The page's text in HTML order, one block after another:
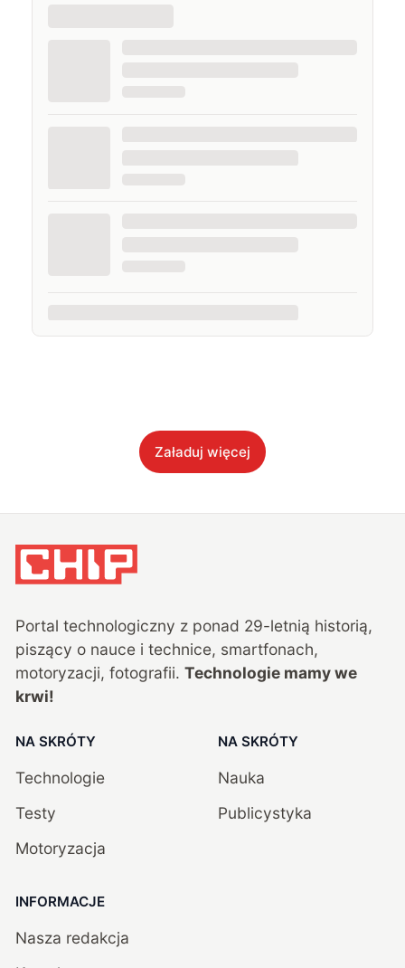
Załaduj więcej
Portal technologiczny z ponad 29-letnią historią,
piszący o nauce i technice, smartfonach,
motoryzacji, fotografii. Technologie mamy we
krwi!
NA SKRÓTY
Technologie
Testy
Motoryzacja
NA SKRÓTY
Nauka
Publicystyka
INFORMACJE
Nasza redakcja